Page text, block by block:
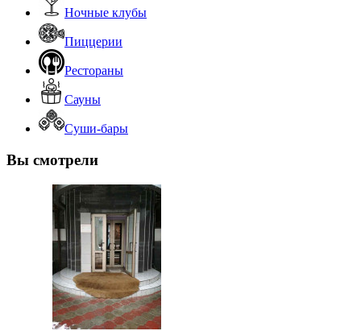
Ночные клубы
Пиццерии
Рестораны
Сауны
Суши-бары
Вы смотрели